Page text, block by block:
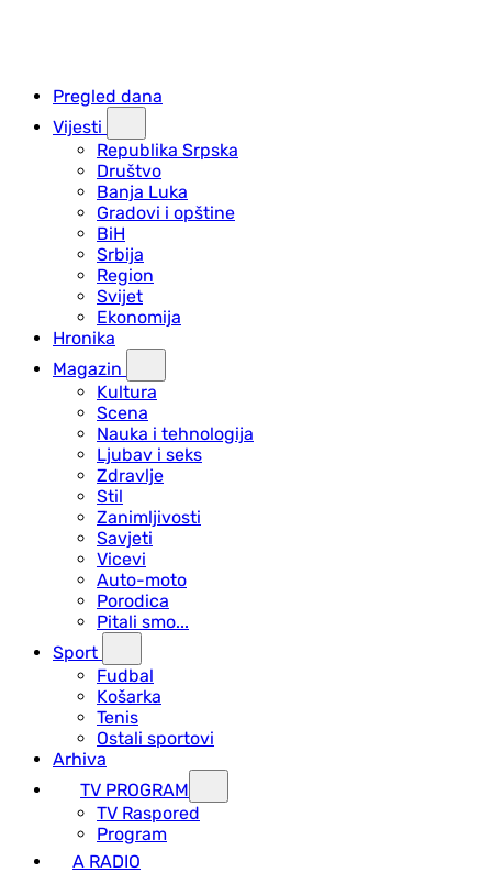
Pregled dana
Vijesti
Republika Srpska
Društvo
Banja Luka
Gradovi i opštine
BiH
Srbija
Region
Svijet
Ekonomija
Hronika
Magazin
Kultura
Scena
Nauka i tehnologija
Ljubav i seks
Zdravlje
Stil
Zanimljivosti
Savjeti
Vicevi
Auto-moto
Porodica
Pitali smo...
Sport
Fudbal
Košarka
Tenis
Ostali sportovi
Arhiva
TV PROGRAM
ТV Raspored
Program
A RADIO